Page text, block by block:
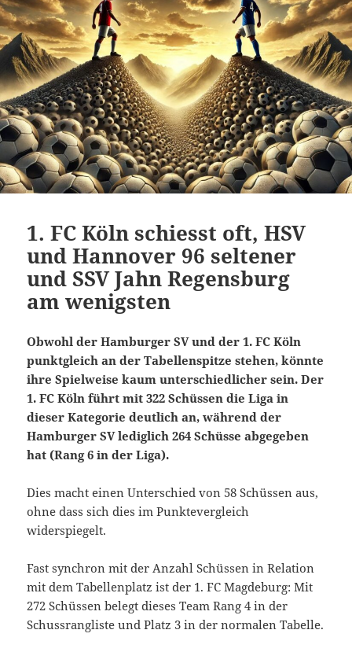
1. FC Köln schiesst oft, HSV
und Hannover 96 seltener
und SSV Jahn Regensburg
am wenigsten
Obwohl der Hamburger SV und der 1. FC Köln
punktgleich an der Tabellenspitze stehen, könnte
ihre Spielweise kaum unterschiedlicher sein. Der
1. FC Köln führt mit 322 Schüssen die Liga in
dieser Kategorie deutlich an, während der
Hamburger SV lediglich 264 Schüsse abgegeben
hat (Rang 6 in der Liga).
Dies macht einen Unterschied von 58 Schüssen aus,
ohne dass sich dies im Punktevergleich
widerspiegelt.
Fast synchron mit der Anzahl Schüssen in Relation
mit dem Tabellenplatz ist der 1. FC Magdeburg: Mit
272 Schüssen belegt dieses Team Rang 4 in der
Schussrangliste und Platz 3 in der normalen Tabelle.